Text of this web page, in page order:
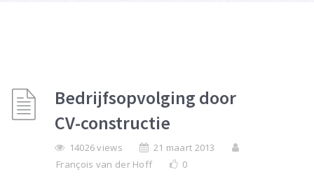
Bedrijfsopvolging door
CV-constructie
14026 views
21 maart 2013
François van der Hoff
0